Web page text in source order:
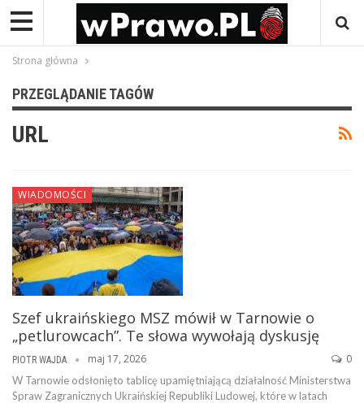
Strona główna
PRZEGLĄDANIE TAGÓW
URL
WIADOMOŚCI
Szef ukraińskiego MSZ mówił w Tarnowie o
„petlurowcach”. Te słowa wywołają dyskusję
PIOTR WAJDA maj 17, 2026 0
W Tarnowie odsłonięto tablicę upamiętniającą działalność Ministerstwa
Spraw Zagranicznych Ukraińskiej Republiki Ludowej, które w latach